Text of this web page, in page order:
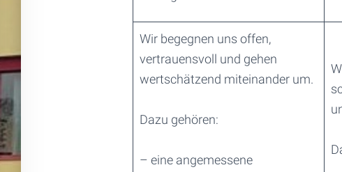
Wir begegnen uns offen,
vertrauensvoll und gehen
wertschätzend miteinander um.
Dazu gehören:
– eine angemessene